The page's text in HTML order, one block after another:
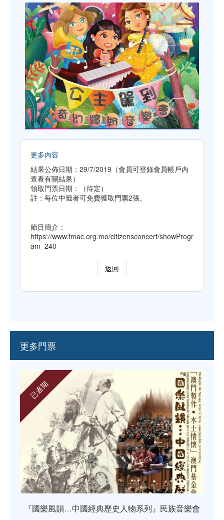
更多內容
結果公佈日期：29/7/2019（會員可登錄會員帳戶內
查看有關結果）
領取門票日期：（待定）
註：每位中籤者可免費獲取門票2張。
節目簡介：
https://www.fmac.org.mo/citizensconcert/showProgr
am_240
返回
更多門票
已過期
『國樂風韻…中國經典歷史人物系列』民族音樂會